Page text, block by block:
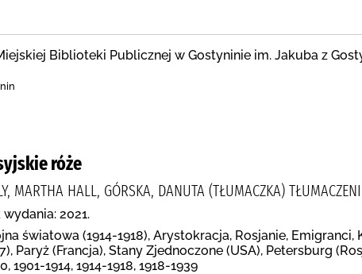
Biblioteki Publicznej w Gostyninie im. Jakuba z
róże
MARTHA HALL, GÓRSKA, DANUTA (TŁUMACZKA)
wydania: 2021.
światowa (1914-1918), Arystokracja, Rosjanie,
Paryż (Francja), Stany Zjednoczone (USA), Petersburg
1901-1914, 1914-1918, 1918-1939